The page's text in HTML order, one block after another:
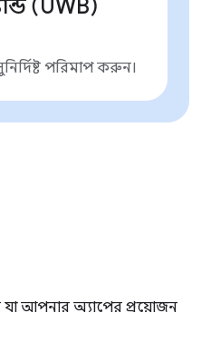
(UWB)
পরিমাপ করুন।
আপনার অ্যাপের প্রয়োজন